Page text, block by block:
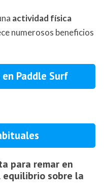
actividad física
numerosos beneficios
Paddle Surf
para remar en
sobre la